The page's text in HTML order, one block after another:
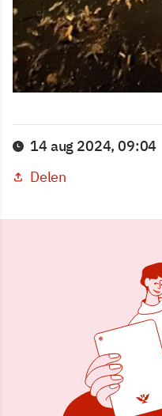
14 aug 2024, 09:04
Delen